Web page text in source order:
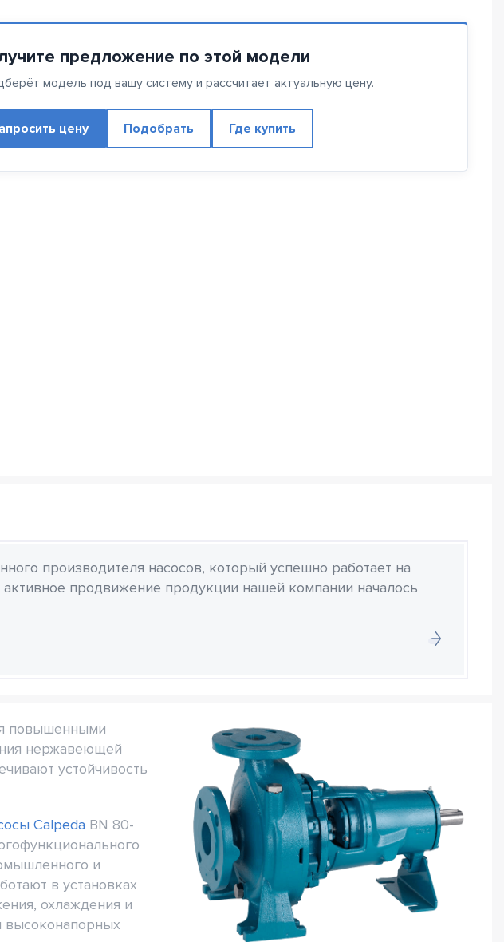
предложение по этой модели
модель под вашу систему и рассчитает актуальную цену.
цену Подобрать Где купить
производителя насосов, который успешно работает на
продвижение продукции нашей компании началось
повышенными
нержавеющей
устойчивость
Calpeda BN 80-
и
в установках
охлаждения и
высоконапорных